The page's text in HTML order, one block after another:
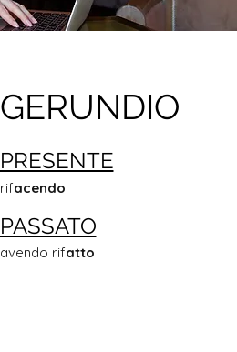
GERUNDIO
PRESENTE
rifacendo
PASSATO
avendo rifatto